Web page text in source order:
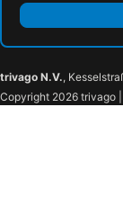
trivago N.V.,
Copyright 2026 trivago